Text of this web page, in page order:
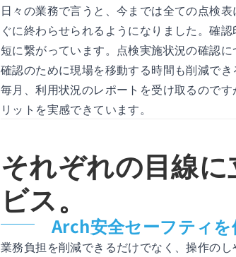
日々の業務で言うと、今までは全ての点検
ぐに終わらせられるようになりました。確
短に繋がっています。点検実施状況の確認
確認のために現場を移動する時間も削減でき
毎月、利用状況のレポートを受け取るので
リットを実感できています。
それぞれの目線
ビス。
Arch安全セーフティ
業務負担を削減できるだけでなく、操作のし